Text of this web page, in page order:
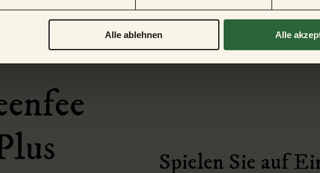
Alle ablehnen Alle
Spielen Sie auf